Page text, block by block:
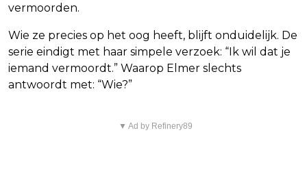
vermoorden.
Wie ze precies op het oog heeft, blijft onduidelijk. De
serie eindigt met haar simpele verzoek: “Ik wil dat je
iemand vermoordt.” Waarop Elmer slechts
antwoordt met: “Wie?”
▼ Ad by Refinery89